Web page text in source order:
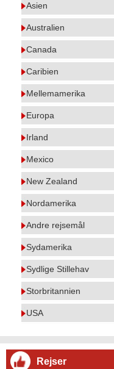
Asien
Australien
Canada
Caribien
Mellemamerika
Europa
Irland
Mexico
New Zealand
Nordamerika
Andre rejsemål
Sydamerika
Sydlige Stillehav
Storbritannien
USA
Rejser